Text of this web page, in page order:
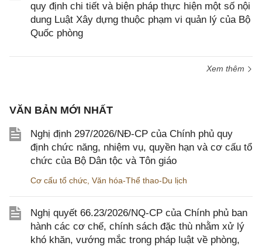
quy định chi tiết và biện pháp thực hiện một số nội
dung Luật Xây dựng thuộc phạm vi quản lý của Bộ
Quốc phòng
Xem thêm
VĂN BẢN MỚI NHẤT
Nghị định 297/2026/NĐ-CP của Chính phủ quy
định chức năng, nhiệm vụ, quyền hạn và cơ cấu tổ
chức của Bộ Dân tộc và Tôn giáo
Cơ cấu tổ chức Văn hóa-Thể thao-Du lịch
Nghị quyết 66.23/2026/NQ-CP của Chính phủ ban
hành các cơ chế, chính sách đặc thù nhằm xử lý
khó khăn, vướng mắc trong pháp luật về phòng,